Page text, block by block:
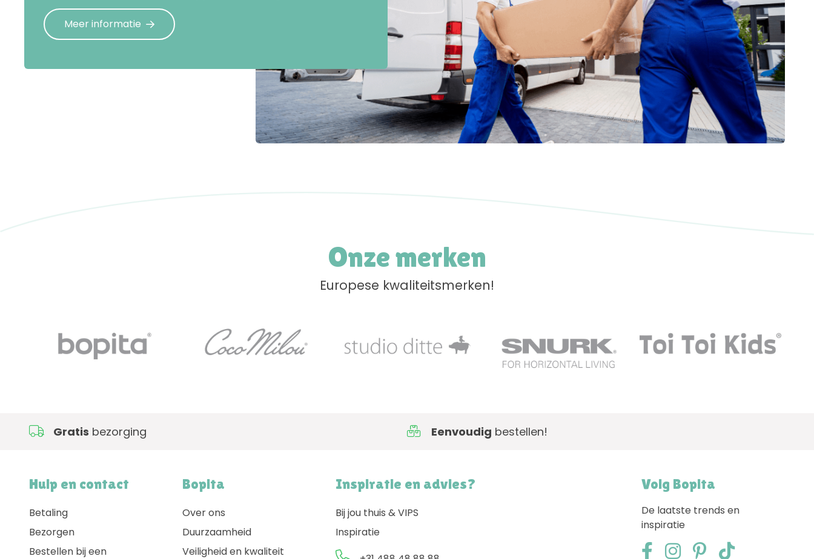
Meer informatie
Onze merken
Europese kwaliteitsmerken!
Gratis bezorging Eenvoudig bestellen!
Hulp en contact
Betaling
Bezorgen
Bestellen bij een
Bopita
Over ons
Duurzaamheid
Veiligheid en kwaliteit
Inspiratie en advies?
Bij jou thuis & VIPS
Inspiratie
Volg Bopita
De laatste trends en
inspiratie